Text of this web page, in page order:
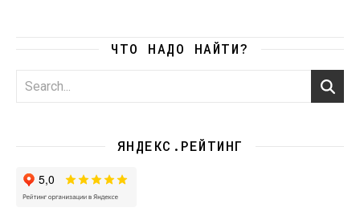
ЧТО НАДО НАЙТИ?
ЯНДЕКС.РЕЙТИНГ